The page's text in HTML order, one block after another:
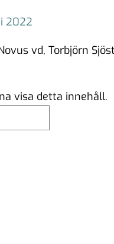
2022
vd, Torbjörn
visa detta innehåll.